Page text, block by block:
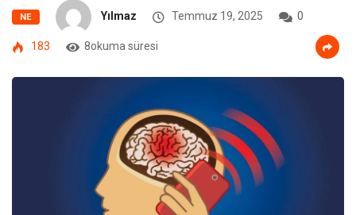
NE Yılmaz Temmuz 19, 2025 0
183 8okuma süresi